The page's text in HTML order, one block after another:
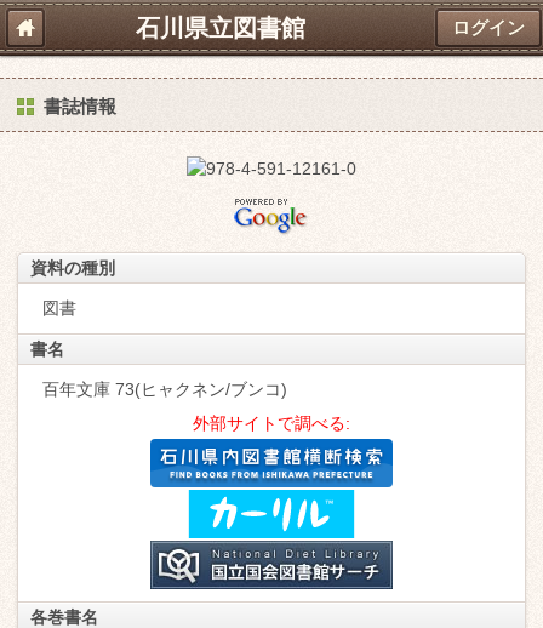
石川県立図書館 ログイン
書誌情報
資料の種別
図書
書名
百年文庫 73(ヒャクネン/ブンコ)
外部サイトで調べる:
各巻書名